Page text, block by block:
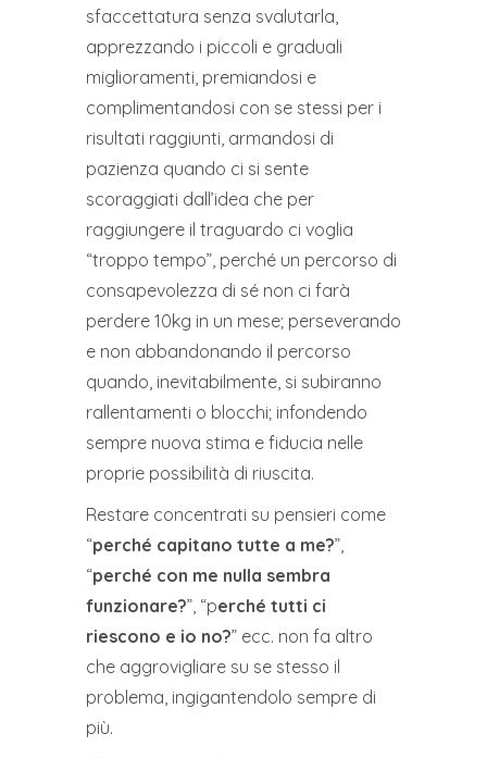
sfaccettatura senza svalutarla,
apprezzando i piccoli e graduali
miglioramenti, premiandosi e
complimentandosi con se stessi per i
risultati raggiunti, armandosi di
pazienza quando ci si sente
scoraggiati dall’idea che per
raggiungere il traguardo ci voglia
“troppo tempo”, perché un percorso di
consapevolezza di sé non ci farà
perdere 10kg in un mese; perseverando
e non abbandonando il percorso
quando, inevitabilmente, si subiranno
rallentamenti o blocchi; infondendo
sempre nuova stima e fiducia nelle
proprie possibilità di riuscita.
Restare concentrati su pensieri come
“perché capitano tutte a me?”,
“perché con me nulla sembra
funzionare?”, “perché tutti ci
riescono e io no?” ecc. non fa altro
che aggrovigliare su se stesso il
problema, ingigantendolo sempre di
più.